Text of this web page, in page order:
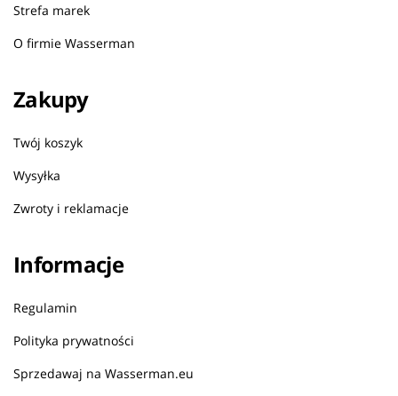
Strefa marek
O firmie Wasserman
Zakupy
Twój koszyk
Wysyłka
Zwroty i reklamacje
Informacje
Regulamin
Polityka prywatności
Sprzedawaj na Wasserman.eu